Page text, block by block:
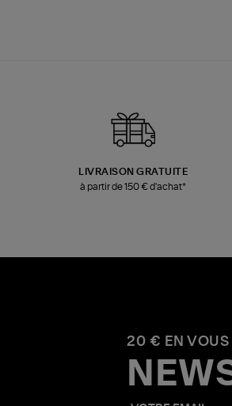
LIVRAISON GRATUITE
à partir de 150 € d'achat*
20 € EN VOUS